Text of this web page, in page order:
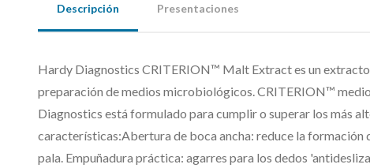
Descripción Presentaciones
Hardy Diagnostics CRITERION™ Malt Extract es un extracto
preparación de medios microbiológicos. CRITERION™
Diagnostics está formulado para cumplir o superar los más
características:Abertura de boca ancha: reduce la formación
pala. Empuñadura práctica: agarres para los dedos